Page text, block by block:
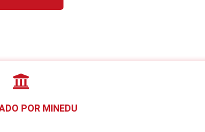
POR MINEDU